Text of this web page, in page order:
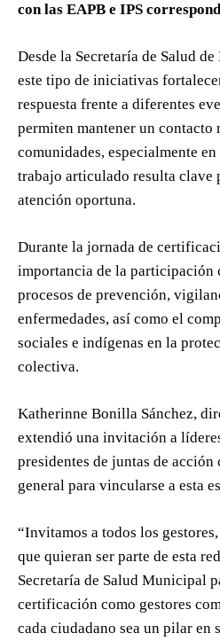
con las EAPB e IPS
Desde la Secretaría de Salud
este tipo de iniciativas
respuesta frente a diferentes
permiten mantener un contacto
comunidades, especialmente
trabajo articulado resulta clave
atención oportuna.
Durante la jornada de
importancia de la participación
procesos de prevención,
enfermedades, así como el
sociales e indígenas en la
colectiva.
Katherinne Bonilla Sánchez,
extendió una invitación a
presidentes de juntas de
general para vincularse a esta
“Invitamos a todos los
que quieran ser parte de esta
Secretaría de Salud Municipal
certificación como gestores
cada ciudadano sea un pilar en